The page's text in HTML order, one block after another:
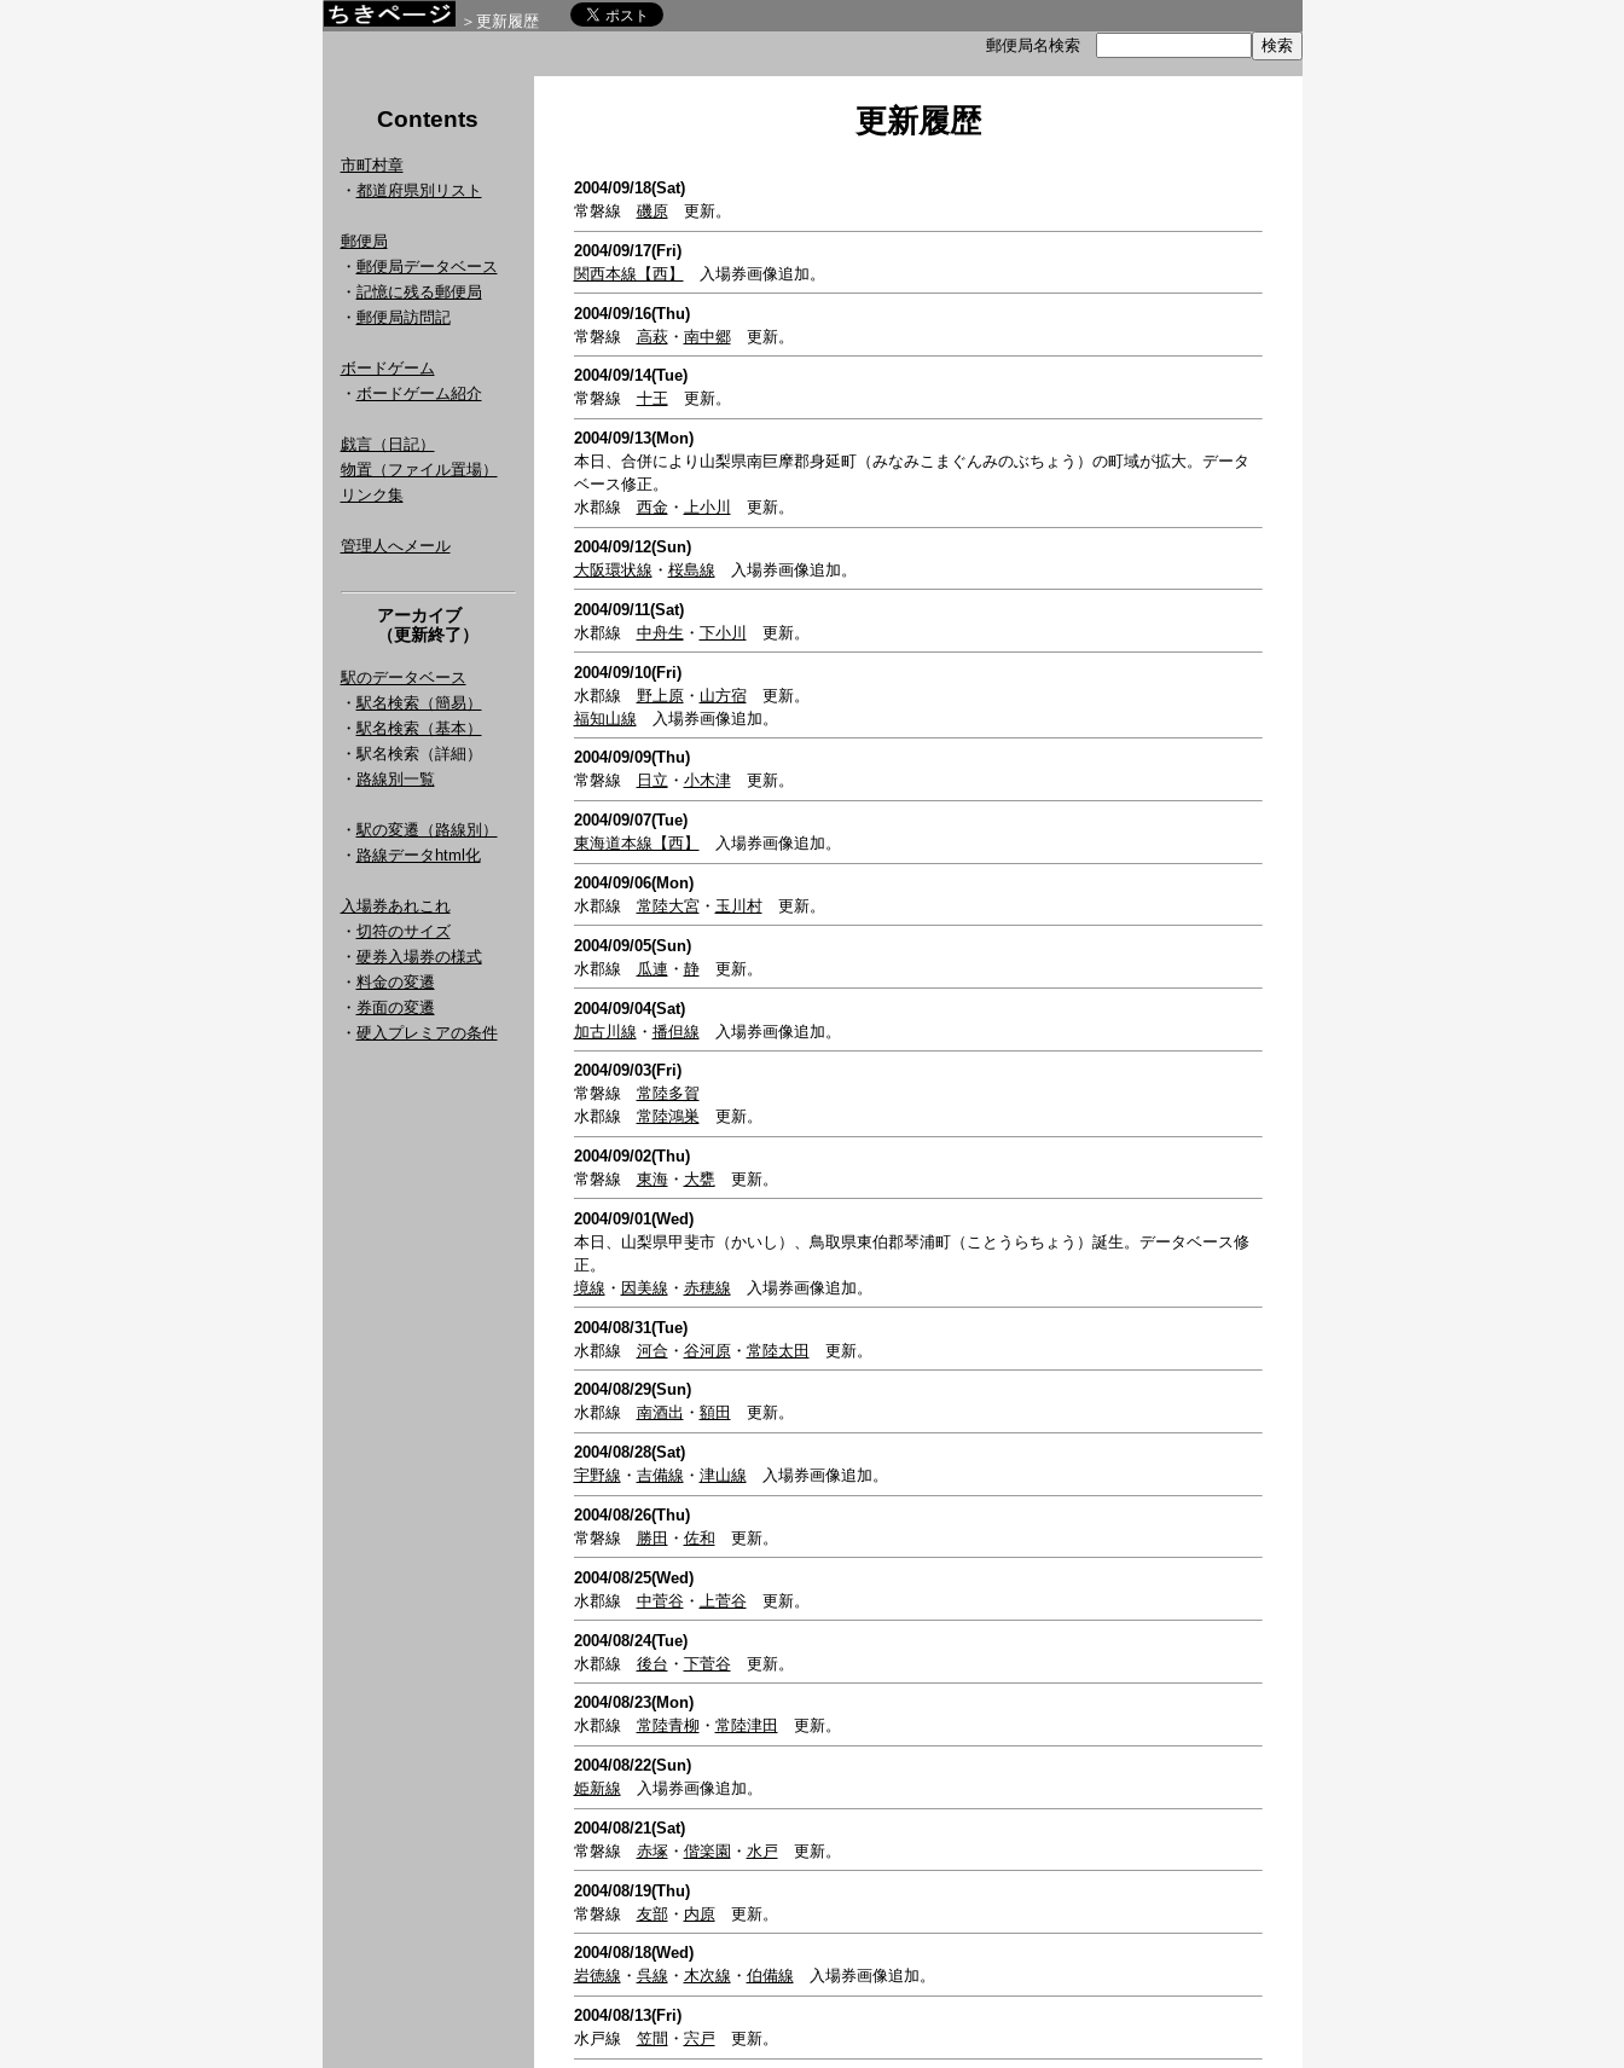
＞更新履歴
郵便局名検索
Contents
市町村章
・ 都道府県別リスト
郵便局
・ 郵便局データベース
・ 記憶に残る郵便局
・ 郵便局訪問記
ボードゲーム
・ ボードゲーム紹介
戯言（日記）
物置（ファイル置場）
リンク集
管理人へメール
アーカイブ
（更新終了）
駅のデータベース
・ 駅名検索（簡易）
・ 駅名検索（基本）
・駅名検索（詳細）
・ 路線別一覧
・ 駅の変遷（路線別）
・ 路線データhtml化
入場券あれこれ
・ 切符のサイズ
・ 硬券入場券の様式
・ 料金の変遷
・ 券面の変遷
・ 硬入プレミアの条件
更新履歴
2004/09/18(Sat)
常磐線 磯原更新。
2004/09/17(Fri)
関西本線【西】
入場券画像追加。
2004/09/16(Thu)
常磐線 高萩・ 南中郷更新。
2004/09/14(Tue)
常磐線 十王 更新。
2004/09/13(Mon)
本日、合併により山梨県南巨摩郡身延町（みなみこまぐんみのぶちょう）の町域が拡大。データ
ベース修正。
水郡線 西金・ 上小川 更新。
2004/09/12(Sun)
大阪環状線 ・ 桜島線 入場券画像追加。
2004/09/11(Sat)
水郡線 中舟生 ・ 下小川 更新。
2004/09/10(Fri)
水郡線 野上原・ 山方宿更新。
福知山線 入場券画像追加。
2004/09/09(Thu)
常磐線
日立 ・ 小木津更新。
2004/09/07(Tue)
東海道本線【西】
入場券画像追加。
2004/09/06(Mon)
水郡線 常陸大宮・ 玉川村更新。
2004/09/05(Sun)
水郡線
瓜連 ・ 静更新。
2004/09/04(Sat)
加古川線 ・ 播但線 入場券画像追加。
2004/09/03(Fri)
常磐線 常陸多賀
水郡線 常陸鴻巣 更新。
2004/09/02(Thu)
常磐線 東海・ 大甕 更新。
2004/09/01(Wed)
本日、山梨県甲斐市（かいし）、鳥取県東伯郡琴浦町（ことうらちょう）誕生。データベース修
正。
境線 ・ 因美線 ・ 赤穂線 入場券画像追加。
2004/08/31(Tue)
水郡線 河合・ 谷河原・ 常陸太田 更新。
2004/08/29(Sun)
水郡線 南酒出 ・ 額田 更新。
2004/08/28(Sat)
宇野線 ・ 吉備線 ・ 津山線 入場券画像追加。
2004/08/26(Thu)
常磐線
勝田 ・ 佐和 更新。
2004/08/25(Wed)
水郡線 中菅谷・ 上菅谷更新。
2004/08/24(Tue)
水郡線 後台 ・ 下菅谷更新。
2004/08/23(Mon)
水郡線 常陸青柳 ・ 常陸津田 更新。
2004/08/22(Sun)
姫新線 入場券画像追加。
2004/08/21(Sat)
常磐線 赤塚 ・ 偕楽園 ・ 水戸 更新。
2004/08/19(Thu)
常磐線 友部・ 内原更新。
2004/08/18(Wed)
岩徳線 ・ 呉線 ・ 木次線 ・ 伯備線 入場券画像追加。
2004/08/13(Fri)
水戸線 笠間 ・ 宍戸 更新。